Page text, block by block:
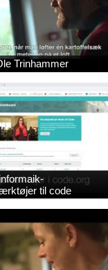
Trinhammer
til code